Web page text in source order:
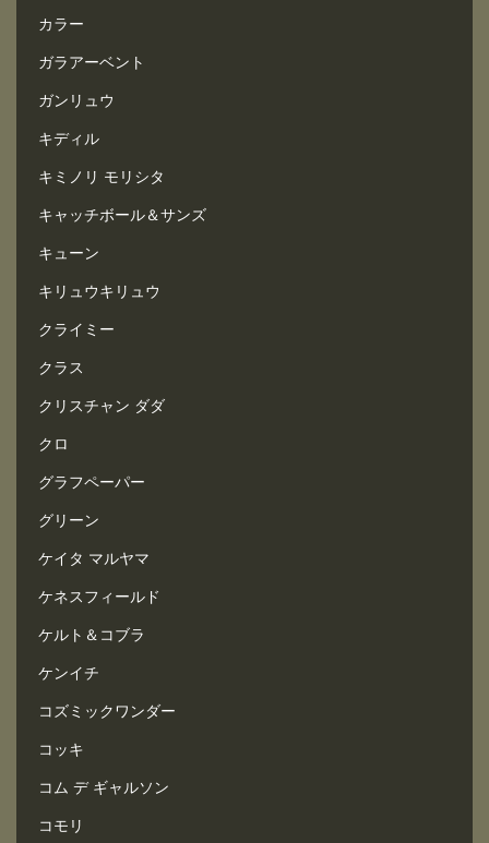
カラー
ガラアーベント
ガンリュウ
キディル
キミノリ モリシタ
キャッチボール＆サンズ
キューン
キリュウキリュウ
クライミー
クラス
クリスチャン ダダ
クロ
グラフペーパー
グリーン
ケイタ マルヤマ
ケネスフィールド
ケルト＆コブラ
ケンイチ
コズミックワンダー
コッキ
コム デ ギャルソン
コモリ